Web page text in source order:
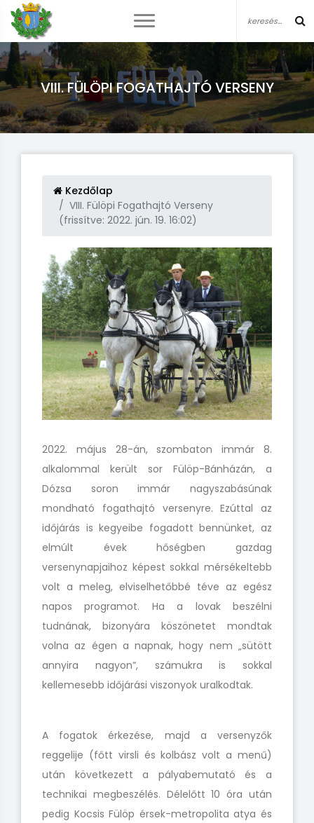
VIII. FÜLÖPI FOGATHAJTÓ VERSENY
Kezdőlap
VIII. Fülöpi Fogathajtó Verseny
(frissítve: 2022. jún. 19. 16:02)
2022. május 28-án, szombaton immár 8.
alkalommal került sor Fülöp-Bánházán, a
Dózsa soron immár nagyszabásúnak
mondható fogathajtó versenyre. Ezúttal az
időjárás is kegyeibe fogadott bennünket, az
elmúlt évek hőségben gazdag
versenynapjaihoz képest sokkal mérsékeltebb
volt a meleg, elviselhetőbbé téve az egész
napos programot. Ha a lovak beszélni
tudnának, bizonyára köszönetet mondtak
volna az égen a napnak, hogy nem „sütött
annyira nagyon”, számukra is sokkal
kellemesebb időjárási viszonyok uralkodtak.
A fogatok érkezése, majd a versenyzők
reggelije (főtt virsli és kolbász volt a menű)
után következett a pályabemutató és a
technikai megbeszélés. Délelőtt 10 óra után
pedig Kocsis Fülöp érsek-metropolita atya és